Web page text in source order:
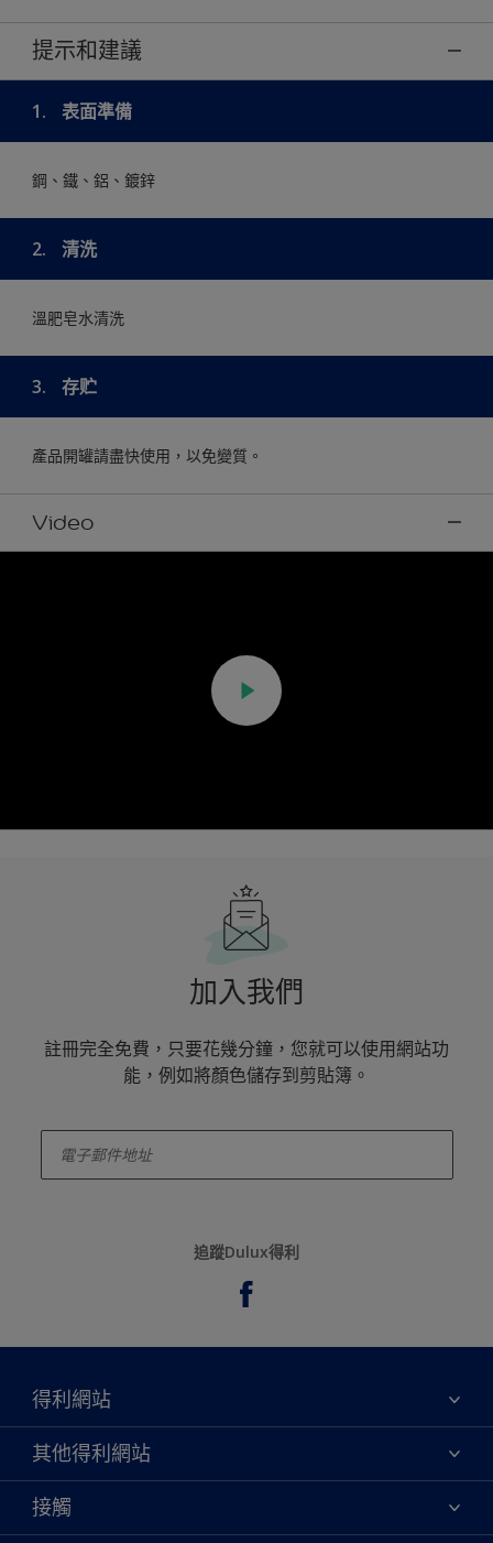
提示和建議
1. 表面準備
鋼、鐵、鋁、鍍鋅
2. 清洗
溫肥皂水清洗
3. 存贮
產品開罐請盡快使用，以免變質。
Video
加入我們
註冊完全免費，只要花幾分鐘，您就可以使用網站功
能，例如將顏色儲存到剪貼簿。
追蹤Dulux得利
得利網站
關於我們
聯絡我們
網站地圖
其他得利網站
永續性
接觸